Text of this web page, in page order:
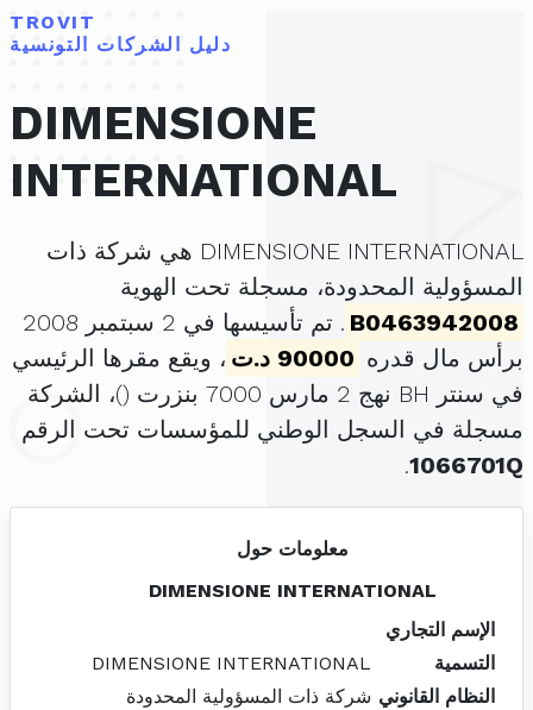
TROVIT
دليل الشركات التونسية
DIMENSIONE
INTERNATIONAL
DIMENSIONE INTERNATIONAL هي شركة ذات
المسؤولية المحدودة، مسجلة تحت الهوية
B0463942008
. تم تأسيسها في 2 سبتمبر 2008
برأس مال قدره 90000 د.ت
، ويقع مقرها الرئيسي
في سنتر BH نهج 2 مارس 7000 بنزرت (
)، الشركة
مسجلة في السجل الوطني للمؤسسات تحت الرقم
1066701Q
.
معلومات حول
DIMENSIONE INTERNATIONAL
الإسم التجاري
التسمية
DIMENSIONE INTERNATIONAL
النظام القانوني شركة ذات المسؤولية المحدودة